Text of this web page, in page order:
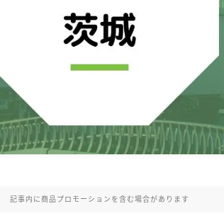
記事内に商品プロモーションを含む場合があります